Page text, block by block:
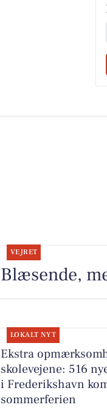
VEJRET
Blæsende,
LOKALT NYT
Ekstra
skolevejene: 516
i Frederikshavn
sommerferien